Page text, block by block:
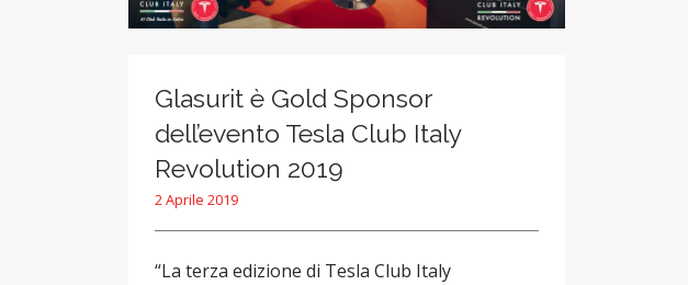
Glasurit è Gold Sponsor
dell’evento Tesla Club Italy
Revolution 2019
2 Aprile 2019
“La terza edizione di Tesla Club Italy